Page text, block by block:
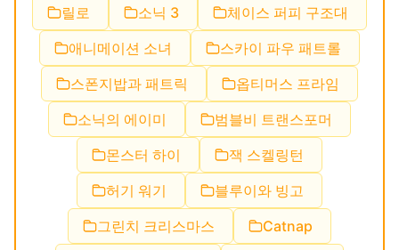
릴로
소닉 3
체이스 퍼피 구조대
애니메이션 소녀
스카이 파우 패트롤
스폰지밥과 패트릭
옵티머스 프라임
소닉의 에이미
범블비 트랜스포머
몬스터 하이
잭 스켈링턴
허기 워기
블루이와 빙고
그린치 크리스마스
Catnap